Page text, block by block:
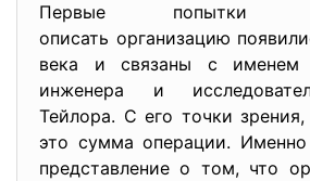
Первые попытки
описать организацию
века и связаны с именем
инженера и
Тейлора. С его точки
это сумма операции.
представление о том, что